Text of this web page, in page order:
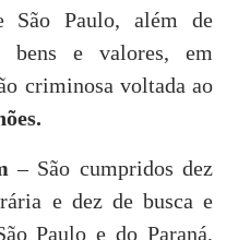
São Paulo, além de
bens e valores, em
criminosa voltada ao
– São cumpridos dez
e dez de busca e
Paulo e do Paraná,